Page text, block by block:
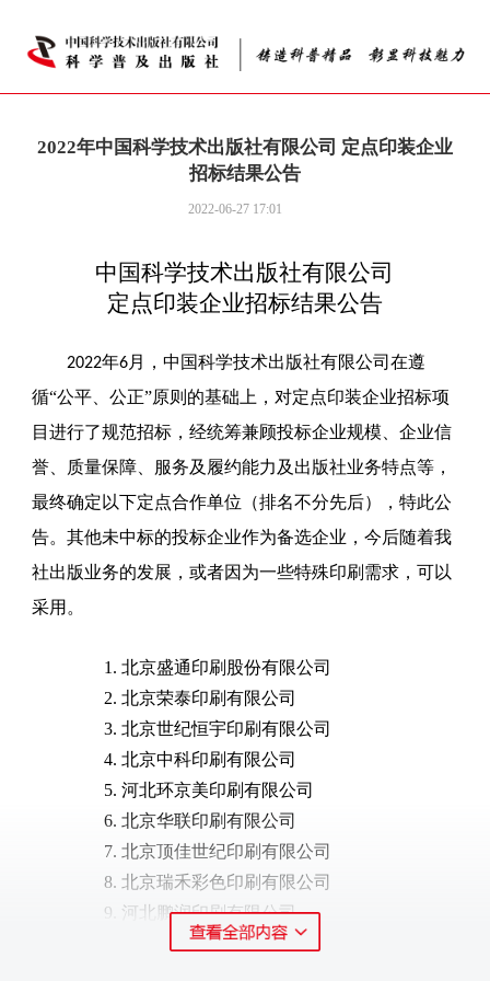
2022年中国科学技术出版社有限公司 定点印装企业
招标结果公告
2022-06-27 17:01
中国科学技术出版社有限公司
定点印装企业招标结果公告
2022年6月，中国科学技术出版社有限公司在遵
循“公平、公正”原则的基础上，对定点印装企业招标项
目进行了规范招标，经统筹兼顾投标企业规模、企业信
誉、质量保障、服务及履约能力及出版社业务特点等，
最终确定以下定点合作单位（排名不分先后），特此公
告。其他未中标的投标企业作为备选企业，今后随着我
社出版业务的发展，或者因为一些特殊印刷 需求， 可以
采用 。
1.北京盛通印刷股份有限公司
2.北京荣泰印刷有限公司
3.北京世纪恒宇印刷有限公司
4.北京中科印刷有限公司
5.河北环京美印刷有限公司
6.北京华联印刷有限公司
7.北京顶佳世纪印刷有限公司
8.北京瑞禾彩色印刷有限公司
9. 河北鹏润印刷有限公司
河北鑫兆源印刷有限公司